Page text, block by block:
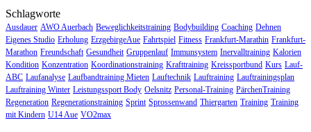
Schlagworte
Ausdauer AWO Auerbach Beweglichkeitstraining Bodybuilding Coaching Dehnen
Eigenes Studio Erholung ErzgebirgeAue Fahrtspiel Fitness Frankfurt-Marathin Frankfurt-
Marathon Freundschaft Gesundheit Gruppenlauf Immunsystem Inervalltraining Kalorien
Kondition Konzentration Koordinationstraining Krafttraining Kreissportbund Kurs Lauf-
ABC Laufanalyse Laufbandtraining Mieten Lauftechnik Lauftraining Lauftrainingsplan
Lauftraining Winter Leistungssport Body Oelsnitz Personal-Training PärchenTraining
Regeneration Regenerationstraining Sprint Sprossenwand Thiergarten Training Training
mit Kindern U14 Aue VO2max